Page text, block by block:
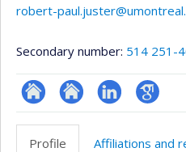
robert-
Secondary number: 514 251-
ResearchGate
Site
LinkedInGoogle
Profile Affiliations and